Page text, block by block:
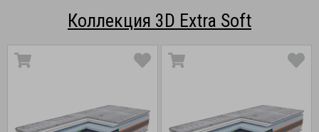
Коллекция 3D Extra Soft